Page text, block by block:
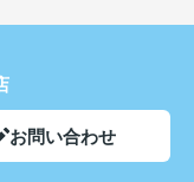
お問い合わせ